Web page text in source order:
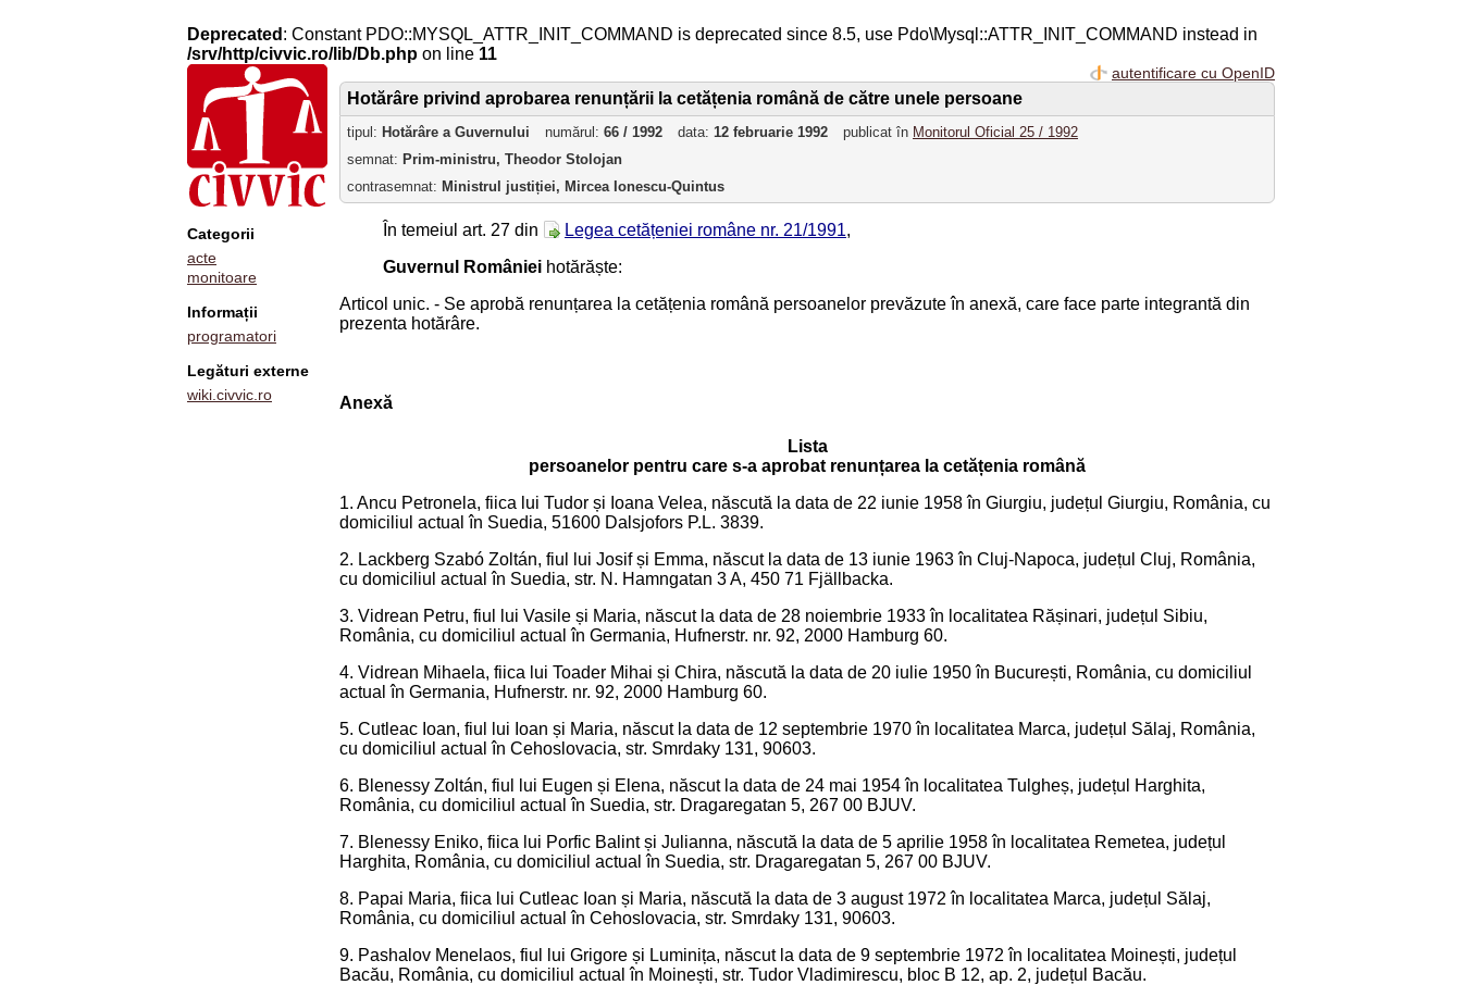
Deprecated : Constant PDO::MYSQL_ATTR_INIT_COMMAND is deprecated since 8.5, use Pdo\Mysql::ATTR_INIT_COMMAND instead in
/srv/http/civvic.ro/lib/Db.php on line 11
Categorii
acte
monitoare
Informații
programatori
Legături externe
wiki.civvic.ro
autentificare cu OpenID
Hotărâre privind aprobarea renunțării la cetățenia română de către unele persoane
tipul: Hotărâre a Guvernului numărul: 66 / 1992 data: 12 februarie 1992 publicat în Monitorul Oficial 25 / 1992
semnat: Prim-ministru, Theodor Stolojan
contrasemnat: Ministrul justiției, Mircea Ionescu-Quintus
În temeiul art. 27 din Legea cetățeniei române nr. 21/1991,
Guvernul României hotărăște:
Articol unic. - Se aprobă renunțarea la cetățenia română persoanelor prevăzute în anexă, care face parte integrantă din
prezenta hotărâre.
Anexă
Lista
persoanelor pentru care s-a aprobat renunțarea la cetățenia română
1. Ancu Petronela, fiica lui Tudor și Ioana Velea, născută la data de 22 iunie 1958 în Giurgiu, județul Giurgiu, România, cu
domiciliul actual în Suedia, 51600 Dalsjofors P.L. 3839.
2. Lackberg Szabó Zoltán, fiul lui Josif și Emma, născut la data de 13 iunie 1963 în Cluj-Napoca, județul Cluj, România,
cu domiciliul actual în Suedia, str. N. Hamngatan 3 A, 450 71 Fjällbacka.
3. Vidrean Petru, fiul lui Vasile și Maria, născut la data de 28 noiembrie 1933 în localitatea Rășinari, județul Sibiu,
România, cu domiciliul actual în Germania, Hufnerstr. nr. 92, 2000 Hamburg 60.
4. Vidrean Mihaela, fiica lui Toader Mihai și Chira, născută la data de 20 iulie 1950 în București, România, cu domiciliul
actual în Germania, Hufnerstr. nr. 92, 2000 Hamburg 60.
5. Cutleac Ioan, fiul lui Ioan și Maria, născut la data de 12 septembrie 1970 în localitatea Marca, județul Sălaj, România,
cu domiciliul actual în Cehoslovacia, str. Smrdaky 131, 90603.
6. Blenessy Zoltán, fiul lui Eugen și Elena, născut la data de 24 mai 1954 în localitatea Tulgheș, județul Harghita,
România, cu domiciliul actual în Suedia, str. Dragaregatan 5, 267 00 BJUV.
7. Blenessy Eniko, fiica lui Porfic Balint și Julianna, născută la data de 5 aprilie 1958 în localitatea Remetea, județul
Harghita, România, cu domiciliul actual în Suedia, str. Dragaregatan 5, 267 00 BJUV.
8. Papai Maria, fiica lui Cutleac Ioan și Maria, născută la data de 3 august 1972 în localitatea Marca, județul Sălaj,
România, cu domiciliul actual în Cehoslovacia, str. Smrdaky 131, 90603.
9. Pashalov Menelaos, fiul lui Grigore și Luminița, născut la data de 9 septembrie 1972 în localitatea Moinești, județul
Bacău, România, cu domiciliul actual în Moinești, str. Tudor Vladimirescu, bloc B 12, ap. 2, județul Bacău.